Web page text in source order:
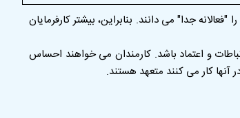
کارگران آمریکایی مشغول کار خود هستند. پنجاه و دو درصد می گویند که "فقط در حال حاضر شدن هستند" و 17 درصد خود را "فعالانه جدا" می دانند. بنابراین، بیشتر کارفرمایان
و اعتماد باشد. کارمندان می خواهند احساس
آنها کار می کنند متعهد هستند.